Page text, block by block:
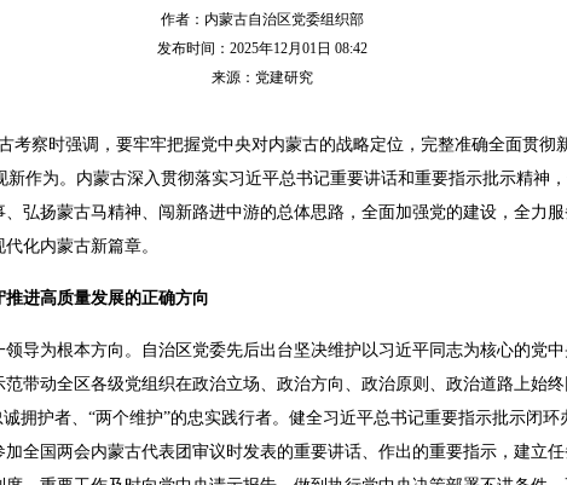
作者：内蒙古自治区党委组织部
发布时间：2025年12月01日 08:42
来源：党建研究
考察时强调，要牢牢把握党中央对内蒙古的战略定位，完整准确全面贯彻
新作为。内蒙古深入贯彻落实习近平总书记重要讲话和重要指示批示精神
弘扬蒙古马精神、闯新路进中游的总体思路，全面加强党的建设，全力
化内蒙古新篇章。
进高质量发展的正确方向
导为根本方向。自治区党委先后出台坚决维护以习近平同志为核心的党中
带动全区各级党组织在政治立场、政治方向、政治原则、政治道路上始
拥护者、“两个维护”的忠实践行者。健全习近平总书记重要指示批示闭
全国两会内蒙古代表团审议时发表的重要讲话、作出的重要指示，建立